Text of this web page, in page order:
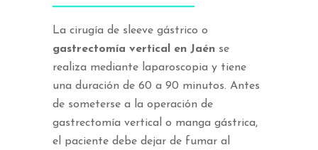
La cirugía de sleeve gástrico o
gastrectomía vertical en Jaén se
realiza mediante laparoscopia y tiene
una duración de 60 a 90 minutos. Antes
de someterse a la operación de
gastrectomía vertical o manga gástrica,
el paciente debe dejar de fumar al